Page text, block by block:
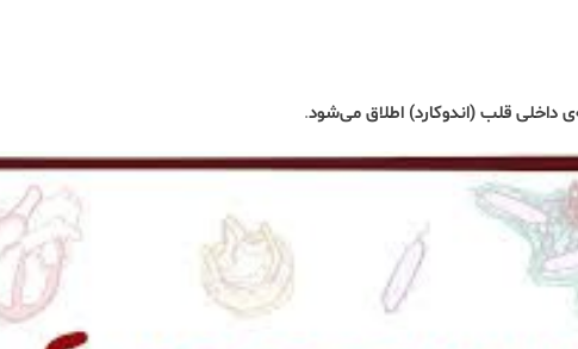
داخلی قلب (اندوکارد) اطلاق می‌شود.